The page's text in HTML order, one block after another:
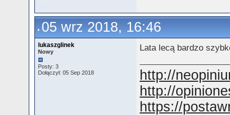
05 wrz 2018, 16:46
lukaszglinek
Nowy
Posty: 3
Dołączył: 05 Sep 2018
Lata lecą bardzo
http://
http://
https://